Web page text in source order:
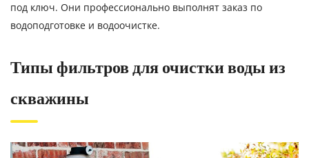
под ключ. Они профессионально выполнят заказ по
водоподготовке и водоочистке.
Типы фильтров для очистки воды из
скважины